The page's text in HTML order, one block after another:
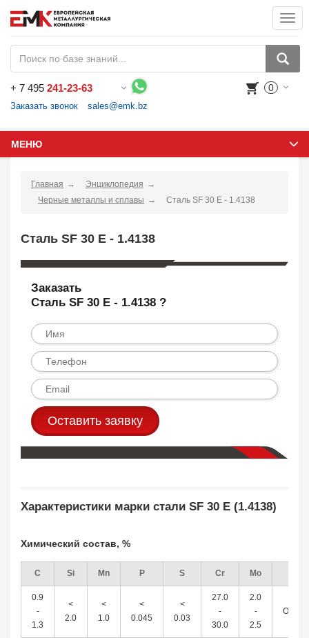
+ 7 495 241-23-63
Заказать звонок sales@emk.bz
0
МЕНЮ
Главная
Энциклопедия
Черные металлы и сплавы
Сталь SF 30 E - 1.4138
Сталь SF 30 E - 1.4138
Заказать
Сталь SF 30 E - 1.4138 ?
Оставить заявку
Характеристики марки стали SF 30 E (1.4138)
Химический состав, %
C Si Mn P S Cr Mo
0.9
-
1.3
<
2.0
<
1.0
<
0.045
<
0.03
27.0
-
30.0
2.0
-
2.5